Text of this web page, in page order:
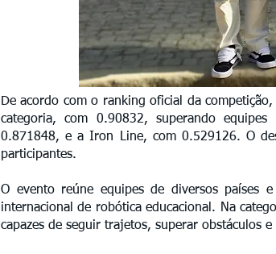
De acordo com o ranking oficial da
categoria, com 0.90832, superando
0.871848, e a Iron Line, com 0.529126. O
participantes.
O evento reúne equipes de diversos países
internacional de robótica educacional. Na
capazes de seguir trajetos, superar obstáculos